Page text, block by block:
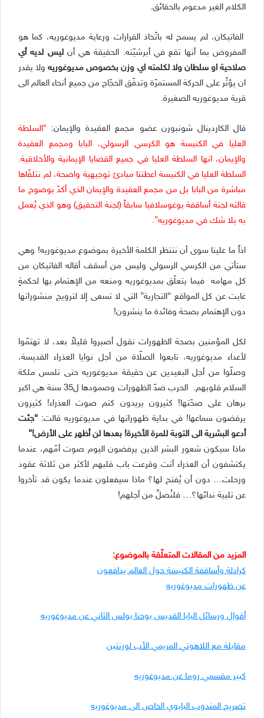
الكلام الغير مدعوم بالحقائق.
الفاتيكان، لم يسمح له باتّخاذ القرارات ورعاية مديوغوريه، كما هو
المفروض بما أنها تقع في أبرشيّته. الحقيقة هي أنليس لديه أي
صلاحية او سلطان ولا لكلمته اي وزن بخصوص مديوغوريهولا يقدر
ان يؤثّر على الحركة المستمرّة وتدفّق الحجّاج من جميع أنحاء العالم الى
قرية مديوغوريه الصغيرة.
قال الكاردينال شونبورن عضو مجمع العقيدة والإيمان: “السلطة
العليا في الكنيسة هو الكرسي الرسولي، البابا ومجمع العقيدة
والإيمان، انها السلطة العليا في جميع القضايا الإيمانية والأخلاقية.
السلطة العليا في الكنيسة اعطتنا مبادئ توجيهية واضحة، لم نتلقّاها
مباشرة من البابا بل من مجمع العقيدة والإيمان الذي أكدّ بوضوح ما
قالته لجنة أساقفة يوغوسلافيا سابقاً (لجنة التحقيق) وهو الذي يُعمل
به بلا شك في مديوغوريه”.
اذاً ما علينا سوى أن ننتظر الكلمة الأخيرة بموضوع مديوغوريه! وهي
ستأتي من الكرسي الرسولي وليس من أسقف أقاله الفاتيكان من
كل مهامه فيما يتعلّق بمديوغوريه ومنعه من الإهتمام بها لحكمةٍ
غابت عن كل المواقع “التجارية” التي لا تسعى إلا لترويج منشوراتها
دون الإهتمام بصحة وفائدة ما ينشرون!
لكل المؤمنين بصحة الظهورات نقول أصبروا قليلاً بعد، لا تهتمّوا
لأعداء مديوغوريه، تابعوا الصلّاة من أجل نوايا العذراء القديسة،
وصلّوا من أجل البعيدين عن حقيقة مديوغوريه حتى تلمس ملكة
السلام قلوبهم. الحرب ضدّ الظهورات وصمودها ل35 سنة هي اكبر
برهان على صحّتها! كثيرون يريدون كتم صوت العذراء! كثيرون
يرفضون سماعها! في بداية ظهوراتها في مديوغوريه قالت: “جئت
أدعو البشرية الى التوبة للمرة الأخيرة! بعدها لن أظهر على الأرض!”
ماذا سيكون شعور البشر الذين يرفضون اليوم صوت أمّهم، عندما
يكتشفون أن العذراء أتت وقرعت باب قلبهم لأكثر من ثلاثة عقود
ورحلت… دون أن يُفتح لها؟ ماذا سيفعلون عندما يكون قد تأخروا
عن تلبية ندائها؟… فلنُصلِّ من أجلهم!
المزيد من المقالات المتعلّقة بالموضوع:
كرادلة وأساقفة الكنيسة حول العالم يدافعون
عن ظهورات مديوغوريه
أقوال ورسائل البابا القديس يوحنا بولس الثاني عن مديوغوريه
مقابلة مع اللاهوتي المريمي الأب لورنتين
كبير مقسمي روما عن مديوغوريه
تصريح المندوب البابوي الخاص الى مديوغوريه